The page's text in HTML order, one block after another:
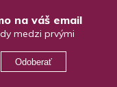
na váš email
medzi prvými
Odoberať